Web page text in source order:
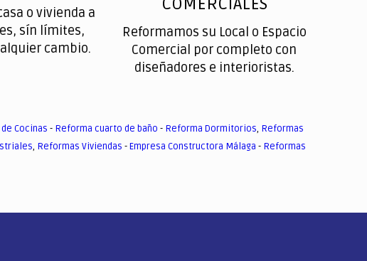
o vivienda a
sín límites,
cambio.
Reformamos su Local o Espacio
Comercial por completo con
diseñadores e interioristas.
Cocinas - Reforma cuarto de baño - Reforma Dormitorios, Reformas
, Reformas Viviendas -Empresa Constructora Málaga - Reformas